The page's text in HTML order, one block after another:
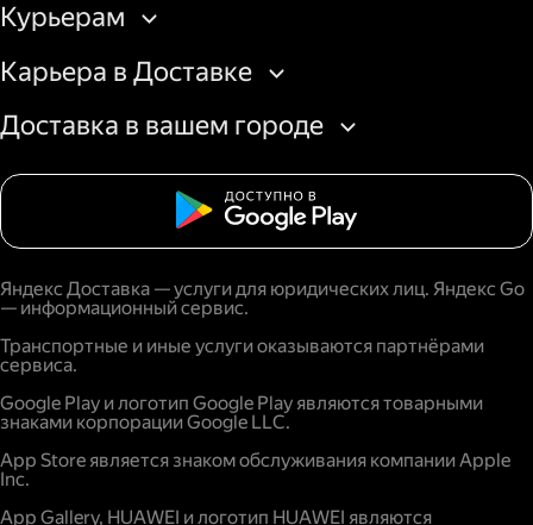
Курьерам
Карьера в Доставке
Доставка в вашем городе
Яндекс Доставка — услуги для юридических лиц. Яндекс Go
— информационный сервис.
Транспортные и иные услуги оказываются партнёрами
сервиса.
Google Play и логотип Google Play являются товарными
знаками корпорации Google LLC.
App Store является знаком обслуживания компании Apple
Inc.
App Gallery, HUAWEI и логотип HUAWEI являются